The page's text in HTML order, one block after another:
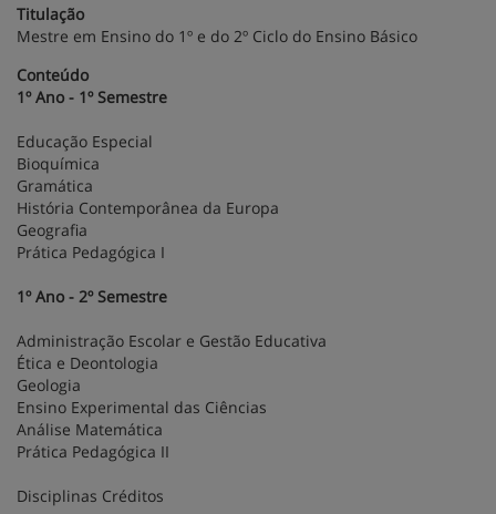
Titulação
Mestre em Ensino do 1º e do 2º Ciclo do Ensino Básico
Conteúdo
1º Ano - 1º Semestre
Educação Especial
Bioquímica
Gramática
História Contemporânea da Europa
Geografia
Prática Pedagógica I
1º Ano - 2º Semestre
Administração Escolar e Gestão Educativa
Ética e Deontologia
Geologia
Ensino Experimental das Ciências
Análise Matemática
Prática Pedagógica II
Disciplinas Créditos